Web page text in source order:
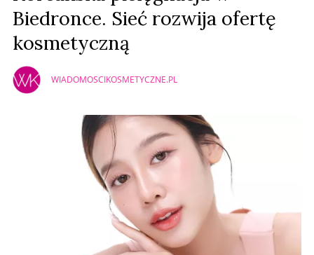
Biedronce. Sieć rozwija ofertę
kosmetyczną
WIADOMOSCIKOSMETYCZNE.PL